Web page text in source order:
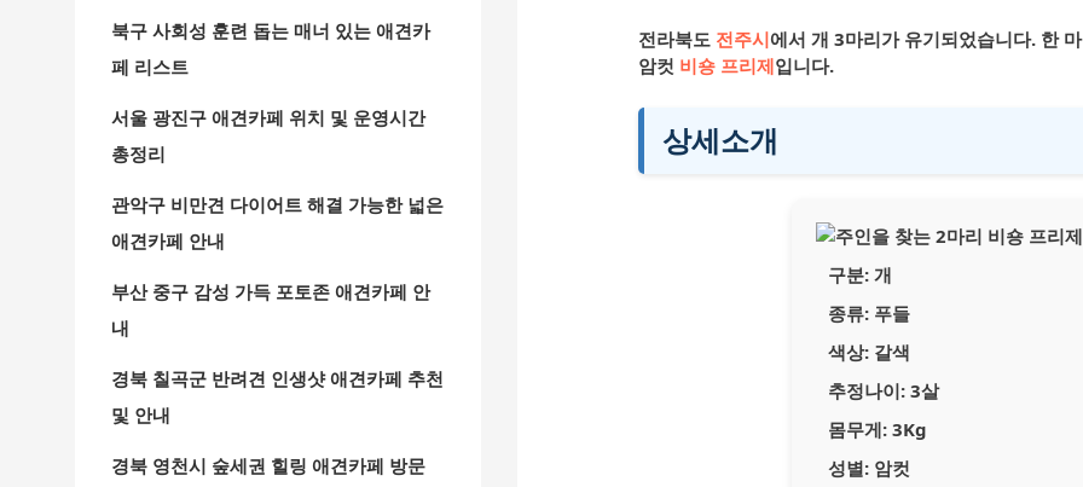
북구 사회성 훈련 돕는 매너 있는 애견카
페 리스트
서울 광진구 애견카페 위치 및 운영시간
총정리
관악구 비만견 다이어트 해결 가능한 넓은
애견카페 안내
부산 중구 감성 가득 포토존 애견카페 안
내
경북 칠곡군 반려견 인생샷 애견카페 추천
및 안내
경북 영천시 숲세권 힐링 애견카페 방문
전라북도 전주시에서 개 3마리가 유기되었습니다. 한
암컷 비숑 프리제입니다.
상세소개
구분: 개
종류: 푸들
색상: 갈색
추정나이: 3살
몸무게: 3Kg
성별: 암컷